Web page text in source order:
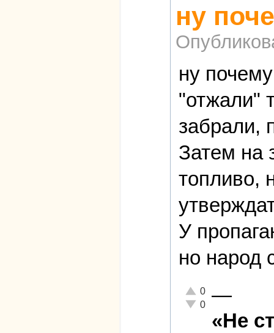
ну
ну
"отжали"
забрали,
Затем на
топливо,
У
но народ
Отлично!
0
Неадекватно!
0 —
«Не